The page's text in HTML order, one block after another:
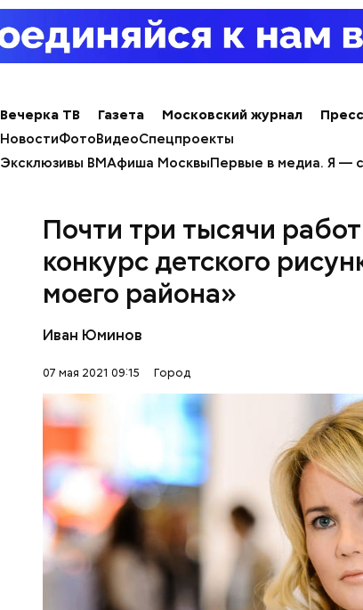
Вечерка ТВ Газета Московский журнал
НовостиФотоВидеоСпецпроекты
Эксклюзивы ВМАфиша МосквыПервые в медиа. Я —
Почти три тысячи
конкурс детского
моего района»
Иван Юминов
07 мая 2021 09:15 Город
— Мы видим, что многие люди водят
банальный вопрос: «Где права купил?» И
известно, покупается огромное
тех, кто купил права. Причем без
всеми руками за упомянутые
решается, — обратил внимание
и отказаться платить большие деньги